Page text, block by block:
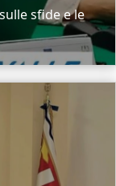
sfide e le